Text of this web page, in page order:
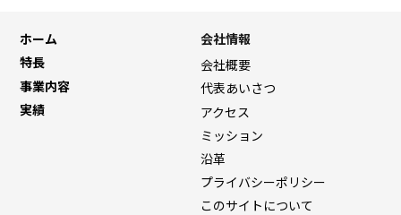
ホーム
特長
事業内容
実績
会社情報
会社概要
代表あいさつ
アクセス
ミッション
沿革
プライバシーポリシー
このサイトについて